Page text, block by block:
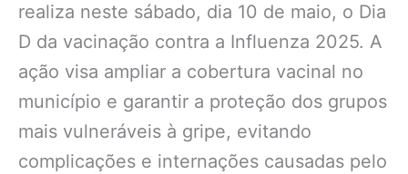
realiza neste sábado, dia 10 de maio, o Dia
D da vacinação contra a Influenza 2025. A
ação visa ampliar a cobertura vacinal no
município e garantir a proteção dos grupos
mais vulneráveis à gripe, evitando
complicações e internações causadas pelo